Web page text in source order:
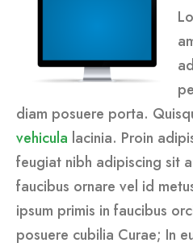
diam posuere porta.
vehicula lacinia. Proin
feugiat nibh adipiscing sit
faucibus ornare vel id
ipsum primis in faucibus
posuere cubilia Curae; In